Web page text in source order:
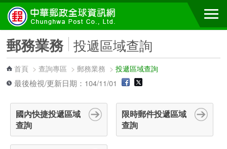
跳到主要內容區塊
郵務業務 投遞區域查詢
首頁 >查詢專區 >郵務業務 >投遞區域查詢
最後檢視/更新日期：104/11/01
國內快捷投遞區域
查詢
限時郵件投遞區域
查詢